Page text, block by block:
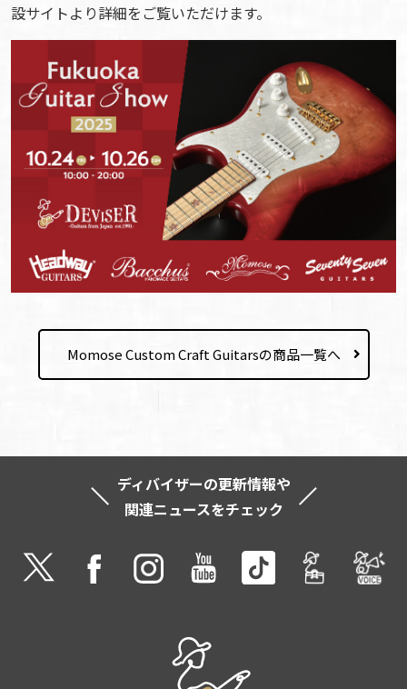
設サイトより詳細をご覧いただけます。
Momose Custom Craft Guitarsの商品一覧へ
ディバイザーの更新情報や
関連ニュースをチェック